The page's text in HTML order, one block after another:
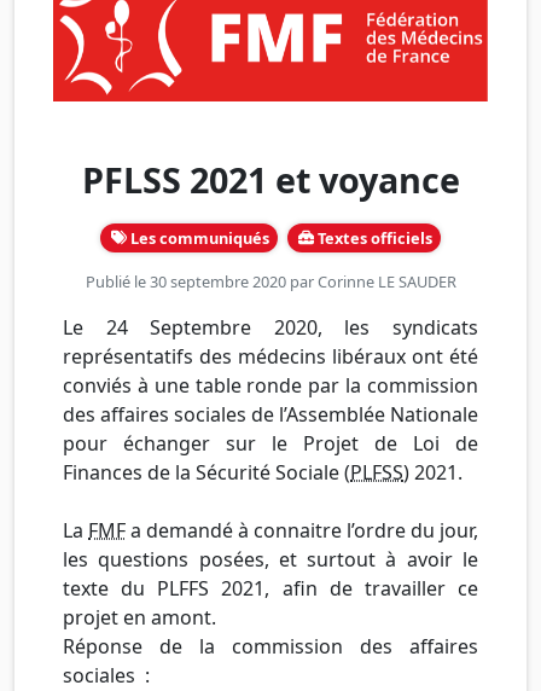
PFLSS 2021 et voyance
Les communiqués Textes officiels
Publié le 30 septembre 2020 parCorinne LE SAUDER
Le 24 Septembre 2020, les syndicats
représentatifs des médecins libéraux ont été
conviés à une table ronde par la commission
des affaires sociales de l’Assemblée Nationale
pour échanger sur le Projet de Loi de
Finances de la Sécurité Sociale (PLFSS) 2021.
La FMFa demandé à connaitre l’ordre du jour,
les questions posées, et surtout à avoir le
texte du PLFFS 2021, afin de travailler ce
projet en amont.
Réponse de la commission des affaires
sociales :